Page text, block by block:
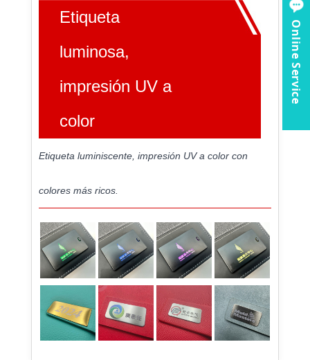
Etiqueta
luminosa,
impresión UV a
color
Etiqueta luminiscente, impresión UV a color con
colores más ricos.
Online Service